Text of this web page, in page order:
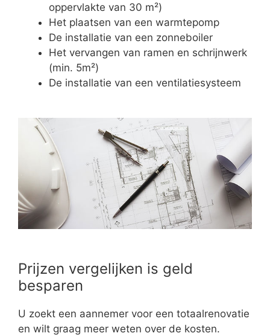
oppervlakte van 30 m²)
Het plaatsen van een warmtepomp
De installatie van een zonneboiler
Het vervangen van ramen en schrijnwerk
(min. 5m²)
De installatie van een ventilatiesysteem
Prijzen vergelijken is geld
besparen
U zoekt een aannemer voor een totaalrenovatie
en wilt graag meer weten over de kosten.